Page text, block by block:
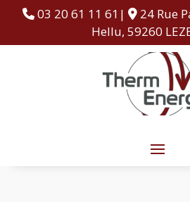
03 20 61 11 61|
24 Rue
Hellu, 59260